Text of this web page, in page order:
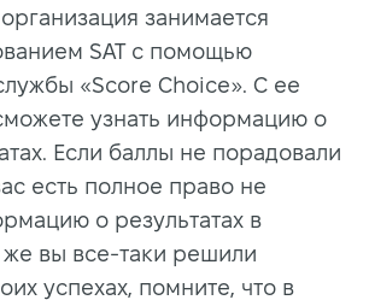
занимается
SAT с помощью
«Score Choice». С ее
узнать информацию о
Если баллы не порадовали
есть полное право не
о результатах в
же вы все-таки решили
успехах, помните, что в